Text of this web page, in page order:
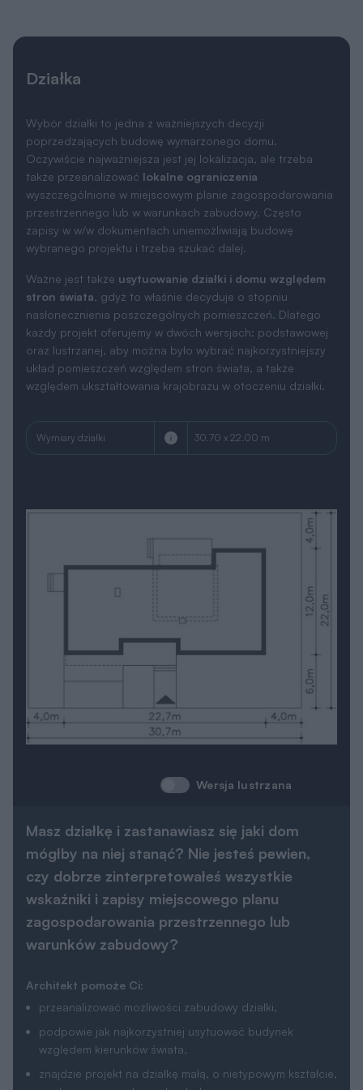
Działka
Wybór działki to jedna z ważniejszych decyzji
poprzedzających budowę wymarzonego domu.
Oczywiście najważniejsza jest jej lokalizacja, ale trzeba
także przeanalizować lokalne ograniczenia
wyszczególnione w miejscowym planie zagospodarowania
przestrzennego lub w warunkach zabudowy. Często
zapisy w w/w dokumentach uniemożliwiają budowę
wybranego projektu i trzeba szukać dalej.
Ważne jest także usytuowanie działki i domu względem
stron świata, gdyż to właśnie decyduje o stopniu
nasłonecznienia poszczególnych pomieszczeń. Dlatego
każdy projekt oferujemy w dwóch wersjach: podstawowej
oraz lustrzanej, aby można było wybrać najkorzystniejszy
układ pomieszczeń względem stron świata, a także
względem ukształtowania krajobrazu w otoczeniu działki.
Wymiary działki 30.70 x 22.00 m
Wersja lustrzana
Masz działkę i zastanawiasz się jaki dom
mógłby na niej stanąć? Nie jesteś pewien,
czy dobrze zinterpretowałeś wszystkie
wskaźniki i zapisy miejscowego planu
zagospodarowania przestrzennego lub
warunków zabudowy?
Architekt pomoże Ci:
przeanalizować możliwości zabudowy działki,
podpowie jak najkorzystniej usytuować budynek
względem kierunków świata,
znajdzie projekt na działkę małą, o nietypowym kształcie,